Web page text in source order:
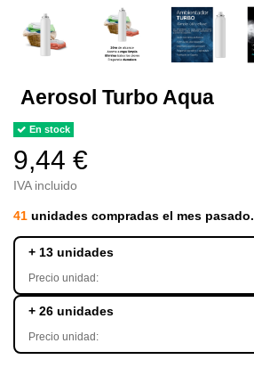
Aerosol Turbo Aqua
En stock
9,44 €
IVA incluido
41 unidades compradas el mes pasado.
+ 13 unidades
Precio unidad:
+ 26 unidades
Precio unidad: